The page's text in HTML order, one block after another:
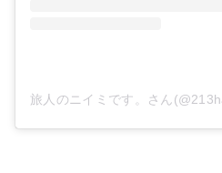
旅人のニイミです。さん